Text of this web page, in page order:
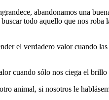
abandonamos una
todo aquello que nos roba
el verdadero valor cuando
cuando sólo nos ciega el brillo
animal, si nosotros le